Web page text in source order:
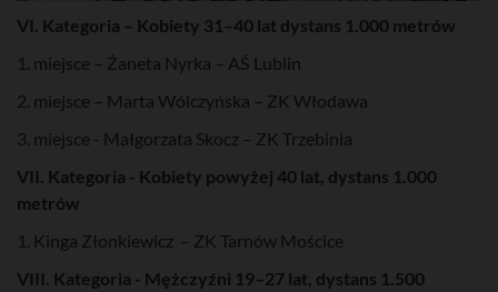
VI. Kategoria – Kobiety 31–40 lat dystans 1.000 metrów
1. miejsce – Żaneta Nyrka – AŚ Lublin
2. miejsce – Marta Wólczyńska – ZK Włodawa
3. miejsce - Małgorzata Skocz – ZK Trzebinia
VII. Kategoria - Kobiety powyżej 40 lat, dystans 1.000
metrów
1. Kinga Złonkiewicz – ZK Tarnów Mościce
VIII. Kategoria - Mężczyźni 19–27 lat, dystans 1.500